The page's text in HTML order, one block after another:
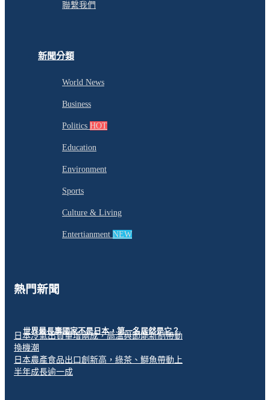
聯繫我們
新聞分類
World News
Business
Politics HOT
Education
Environment
Sports
Culture & Living
Entertianment NEW
熱門新聞
世界最長壽國家不是日本，第一名居然是它？
日本冷氣出貨量增兩成，高溫與節能新制帶動
換機潮
日本農產食品出口創新高，綠茶、鰤魚帶動上
半年成長逾一成